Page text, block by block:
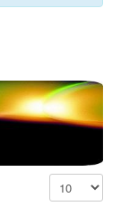
Pokaż #